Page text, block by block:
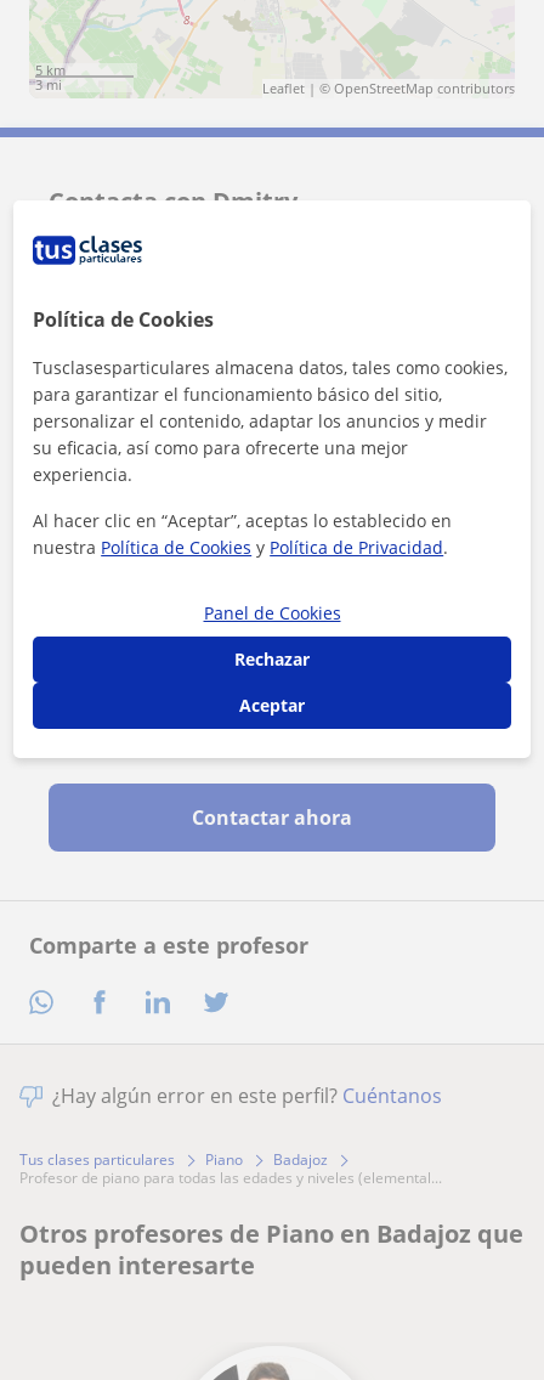
Comparte a este profesor
5 km
3 mi
Leaflet | © OpenStreetMap contributors
Contacta con Dmitry
Tarifa
1ª clase gratis
Contactar ahora
¿Hay algún error en este perfil? Cuéntanos
Tus clases particulares Piano
Badajoz
profesor de piano para todas las edades y niveles (elemental...
Otros profesores de Piano en Badajoz que
pueden interesarte
Política de Cookies
Tusclasesparticulares almacena datos, tales como cookies,
para garantizar el funcionamiento básico del sitio,
personalizar el contenido, adaptar los anuncios y medir
su eficacia, así como para ofrecerte una mejor
experiencia.
Al hacer clic en “Aceptar”, aceptas lo establecido en
nuestra Política de Cookies y Política de Privacidad.
Panel de Cookies
Rechazar
Aceptar